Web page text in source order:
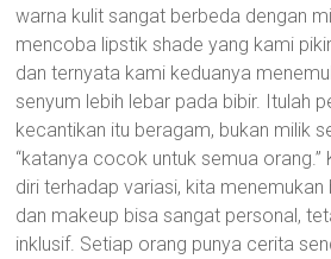
warna kulit sangat berbeda dengan
mencoba lipstik shade yang kami
dan ternyata kami keduanya
senyum lebih lebar pada bibir. Itulah
kecantikan itu beragam, bukan milik
“katanya cocok untuk semua
diri terhadap variasi, kita
dan makeup bisa sangat personal,
inklusif. Setiap orang punya cerita